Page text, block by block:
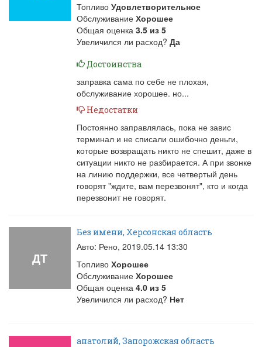
Топливо Удовлетворительное
Обслуживание Хорошее
Общая оценка 3.5 из 5
Увеличился ли расход? Да
Достоинства
заправка сама по себе не плохая,
обслуживание хорошее. но...
Недостатки
Постоянно заправлялась, пока не завис
терминал и не списали ошибочно деньги,
которые возвращать никто не спешит, даже в
ситуации никто не разбирается. А при звонке
на линию поддержки, все четвертый день
говорят "ждите, вам перезвонят", кто и когда
перезвонит не говорят.
ДТ
Без имени, Херсонская область
Авто: Рено, 2019.05.14 13:30
Топливо Хорошее
Обслуживание Хорошее
Общая оценка 4.0 из 5
Увеличился ли расход? Нет
анатолий, Запорожская область